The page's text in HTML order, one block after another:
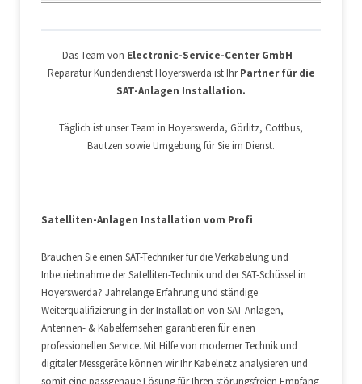
Das Team von Electronic-Service-Center GmbH –
Reparatur Kundendienst Hoyerswerda ist IhrPartner für die
SAT-Anlagen Installation.
Täglich ist unser Team in Hoyerswerda, Görlitz, Cottbus,
Bautzen sowie Umgebung für Sie im Dienst.
Satelliten-Anlagen Installation vom Profi
Brauchen Sie einen SAT-Techniker für die Verkabelung und
Inbetriebnahme der Satelliten-Technik und der SAT-Schüssel in
Hoyerswerda? Jahrelange Erfahrung und ständige
Weiterqualifizierung in der Installation von SAT-Anlagen,
Antennen- & Kabelfernsehen garantieren für einen
professionellen Service. Mit Hilfe von moderner Technik und
digitaler Messgeräte können wir Ihr Kabelnetz analysieren und
somit eine passgenaue Lösung für Ihren störungsfreien Empfang